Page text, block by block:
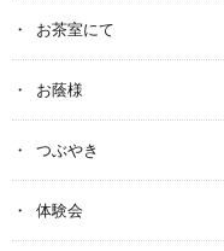
お茶室にて
お蔭様
つぶやき
体験会